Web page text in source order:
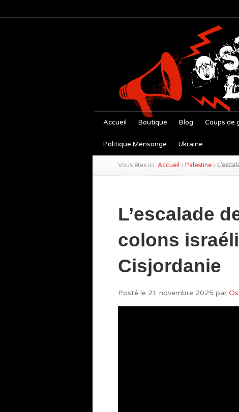
Accueil Boutique Blog Coups de
Politique Mensonge Ukraine
Vous êtes ici: Accueil › Palestine ›
L’escalade
colons
Cisjordanie
Posté le 21 novembre 2025 par